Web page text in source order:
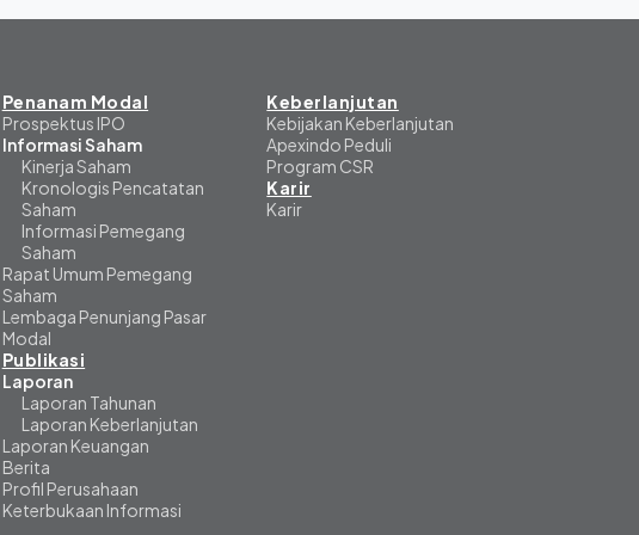
Penanam Modal
Prospektus IPO
Informasi Saham
Kinerja Saham
Kronologis Pencatatan
Saham
Informasi Pemegang
Saham
Rapat Umum Pemegang
Saham
Lembaga Penunjang Pasar
Modal
Publikasi
Laporan
Laporan Tahunan
Laporan Keberlanjutan
Laporan Keuangan
Berita
Profil Perusahaan
Keterbukaan Informasi
Keberlanjutan
Kebijakan Keberlanjutan
Apexindo Peduli
Program CSR
Karir
Karir